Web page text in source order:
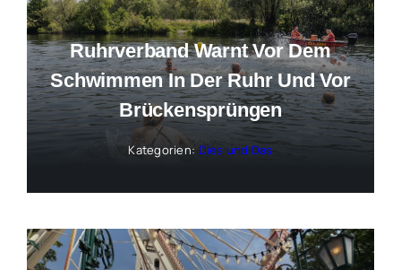
Ruhrverband Warnt Vor Dem
Schwimmen In Der Ruhr Und Vor
Brückensprüngen
Kategorien: Dies und Das